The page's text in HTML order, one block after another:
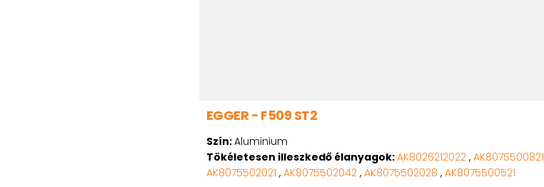
EGGER - F509 ST2
Szín:Aluminium
Tökéletesen illeszkedő élanyagok:AK8026212022, AK8075500821
AK8075502021 , AK8075502042, AK8075502028 , AK8075500521